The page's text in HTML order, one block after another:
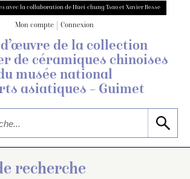
avec la collaboration de Huei-chung Tsao et Xavier Besse
Mon compte Connexion
de la collection
de céramiques chinoises
musée national
asiatiques – Guimet
recherche